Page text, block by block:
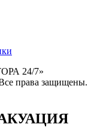
24/7»
права защищены.